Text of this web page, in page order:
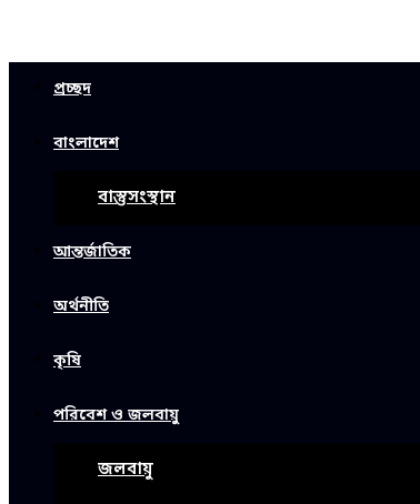
প্রচ্ছদ
বাংলাদেশ
বাস্তুসংস্থান
আন্তর্জাতিক
অর্থনীতি
কৃষি
পরিবেশ ও জলবায়ু
জলবায়ু